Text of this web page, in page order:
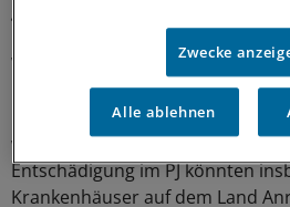
Weiterhin soll mit der
Geld- und Sachleistungen im PJ
Höchstsatz (derzeit 992 Euro im
werden. Durch die frei
Entschädigung im PJ könnten
Krankenhäuser auf dem Land
Zwecke
Alle ablehnen